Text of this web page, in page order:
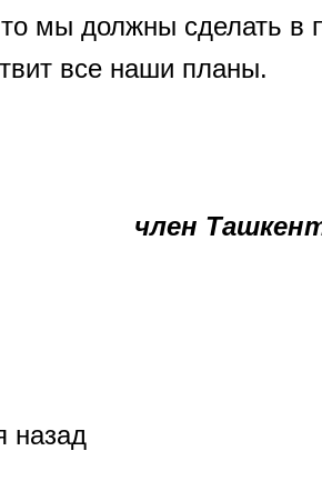
мы должны сделать в
все наши планы.
член
назад